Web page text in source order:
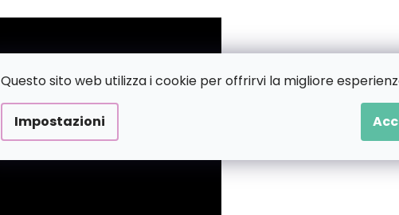
Questo sito web utilizza i cookie per offrirvi la migliore
Impostazioni